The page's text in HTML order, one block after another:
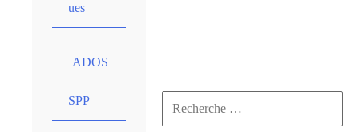
ues
ADOS
SPP
Rechercher :